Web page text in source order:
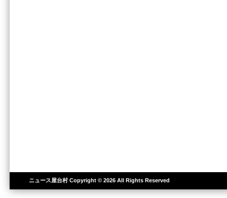
ニュース屋台村Copyright © 2026 All Rights Reserved